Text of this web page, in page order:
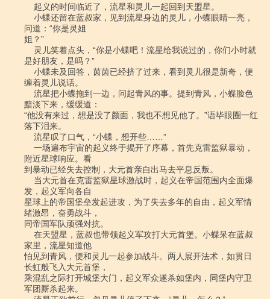
问道：“你是灵姐
姐？”
是好朋友，是吗？”
缠着灵儿说话。
黯淡下来，缓缓道：
“他没有来过，想是没了颜面，我也不想见他了。”语毕眼圈一红
落下泪来。
附近星球响应。看
到暴动已经失去控制，大元首亲自出马去平息反叛。
发，起义军向各自
星球上的帝国堡垒发起进攻，为了失去多年的自由，起义军情
绪激昂，奋勇战斗，
同帝国军队顽强对抗。
家里，流星知道他
怕见到青风，便和灵儿一起参加战斗。两人展开法术，如贯日
长虹般飞入大元首堡，
乘混乱之际打开城堡大门，起义军众遂杀如堡内，同堡内守卫
军团厮杀起来。